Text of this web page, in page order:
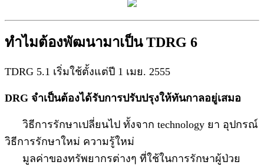
ทำไมต้องพัฒนามาเป็น TDRG 6
TDRG 5.1 เริ่มใช้ตั้งแต่ปี 1 เมย. 2555
DRG จำเป็นต้องได้รับการปรับปรุงให้ทันกาลอยู่เสมอ
วิธีการรักษาเปลี่ยนไป ทั้งจาก technology ยา อุปกรณ์
วิธีการรักษาใหม่ ความรู้ใหม่
มูลค่าของทรัพยากรต่างๆ ที่ใช้ในการรักษาผู้ป่วย